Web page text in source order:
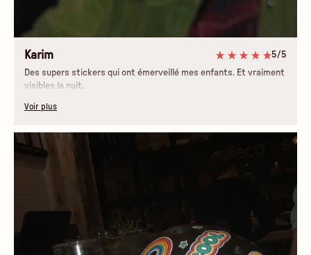
Karim
5/5
Des supers stickers qui ont émerveillé mes enfants. Et vraiment
visibles la nuit.
Voir plus